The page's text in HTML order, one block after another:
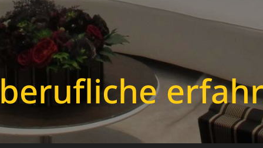
berufliche